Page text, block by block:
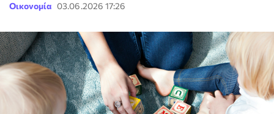
Οικονομία 03.06.2026 17:26